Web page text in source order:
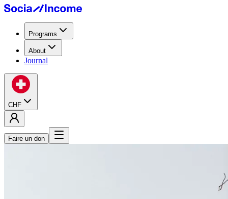
Programs
About
Journal
CHF
Faire un don